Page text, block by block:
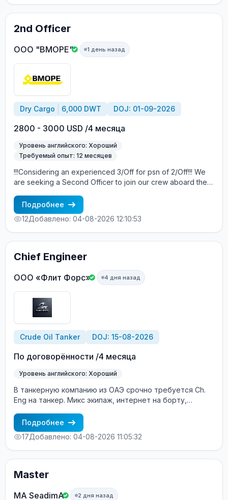
information about the vessel, please visit Marinetrafic.
Candidate Requirements: A degree in Marine Engineering
or a related technical field. At least 2 contracts of
an experienced 4-th Eng for starting in psn 3-rd Eng.
Proficiency in English at an Upper-Intermediate level or
higher. Terms of Employment: Contract duration: 4 +/-
months. Salary details will be discussed with successful
candidates.
2nd Officer
ООО "ВМОРЕ" 1 день назад
Dry Cargo 6,000 DWT DOJ: 01-09-2026
2800 - 3000 USD /4 месяца
Уровень английского: Хороший
Требуемый опыт: 12 месяцев
!!!Considering an experienced 3/Off for psn of 2/Off!!! We
are seeking a Second Officer to join our crew aboard the
Sep 01 and Sep 10, 2026, in Istanbul, Turkey. About the
Vessel: MV Amber Spirit is a modern cargo vessel
registered under the A&B. For more detailed information
about the vessel, please visit Marinetrafic. Candidate
Requirements: A degree in Nautical Science or equivalent.
At least 2 contracts of experience as a Second Officer on
merchant ships. Proficiency in English at an Upper-
Intermediate level or higher. Terms of Employment: Contract
duration: 4 +/- months. Salary details will be discussed with
successful candidates. Interested candidates should send
their CV and a cover letter to: crewing@inmarinefzco.com.
Подробнее
12Добавлено: 04-08-2026 12:10:53
Chief Engineer
ООО «Флит Форс» 4 дня назад
Crude Oil Tanker DOJ: 15-08-2026
По договорённости /4 месяца
Уровень английского: Хороший
В танкерную компанию из ОАЭ срочно требуется Ch.
Eng на танкер. Микс экипаж, интернет на борту,
Подробнее
17Добавлено: 04-08-2026 11:05:32
Master
MA SeadimA 2 дня назад